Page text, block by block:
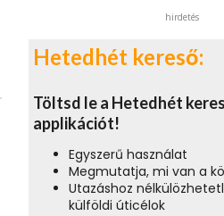
hirdetés
Hetedhét kereső:
Töltsd le a Hetedhét
applikációt!
Egyszerű használat
Megmutatja, mi van a
Utazáshoz
külföldi úticélok